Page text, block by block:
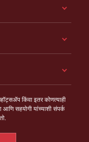
किंवा इतर कोणत्याही
आणि सहयोगी यांच्याशी संपर्क